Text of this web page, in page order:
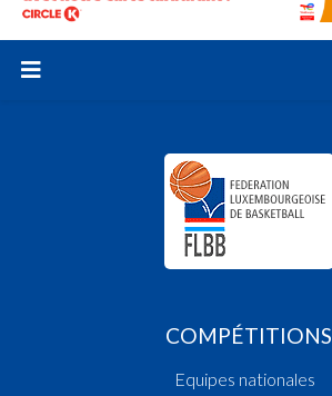
COMPÉTITIONS
Equipes nationales